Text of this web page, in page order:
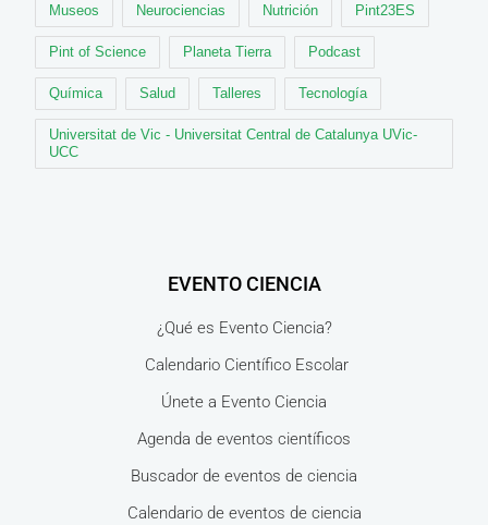
Museos Neurociencias Nutrición Pint23ES
Pint of Science Planeta Tierra Podcast
Química Salud Talleres Tecnología
Universitat de Vic - Universitat Central de Catalunya UVic-
UCC
EVENTO CIENCIA
¿Qué es Evento Ciencia?
Calendario Científico Escolar
Únete a Evento Ciencia
Agenda de eventos científicos
Buscador de eventos de ciencia
Calendario de eventos de ciencia